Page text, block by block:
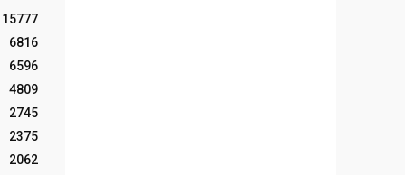
15777
6816
6596
4809
2745
2375
2062